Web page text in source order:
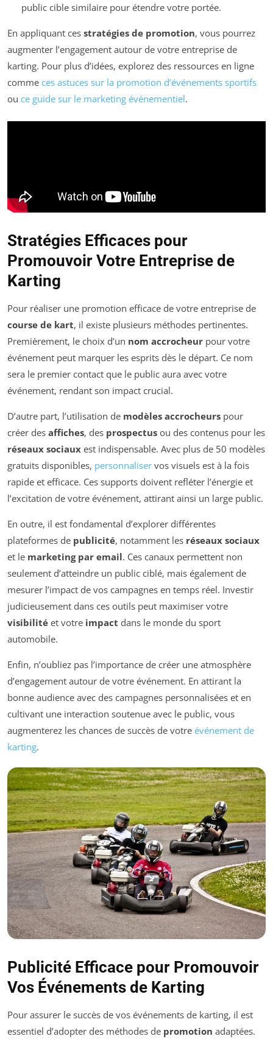
public cible similaire pour étendre votre portée.
En appliquant ces stratégies de promotion, vous pourrez
augmenter l’engagement autour de votre entreprise de
karting. Pour plus d’idées, explorez des ressources en ligne
comme ces astuces sur la promotion d’événements sportifs
ou ce guide sur le marketing événementiel.
Stratégies Efficaces pour
Promouvoir Votre Entreprise de
Karting
Pour réaliser une promotion efficace de votre entreprise de
course de kart, il existe plusieurs méthodes pertinentes.
Premièrement, le choix d’un nom accrocheur pour votre
événement peut marquer les esprits dès le départ. Ce nom
sera le premier contact que le public aura avec votre
événement, rendant son impact crucial.
D’autre part, l’utilisation de modèles accrocheurs pour
créer des affiches, des prospectus ou des contenus pour les
réseaux sociaux est indispensable. Avec plus de 50 modèles
gratuits disponibles, personnaliser vos visuels est à la fois
rapide et efficace. Ces supports doivent refléter l’énergie et
l’excitation de votre événement, attirant ainsi un large public.
En outre, il est fondamental d’explorer différentes
plateformes de publicité, notamment les réseaux sociaux
et le marketing par email. Ces canaux permettent non
seulement d’atteindre un public ciblé, mais également de
mesurer l’impact de vos campagnes en temps réel. Investir
judicieusement dans ces outils peut maximiser votre
visibilité et votre impact dans le monde du sport
automobile.
Enfin, n’oubliez pas l’importance de créer une atmosphère
d’engagement autour de votre événement. En attirant la
bonne audience avec des campagnes personnalisées et en
cultivant une interaction soutenue avec le public, vous
augmenterez les chances de succès de votre événement de
karting.
Publicité Efficace pour Promouvoir
Vos Événements de Karting
Pour assurer le succès de vos événements de karting, il est
essentiel d’adopter des méthodes de promotion adaptées.